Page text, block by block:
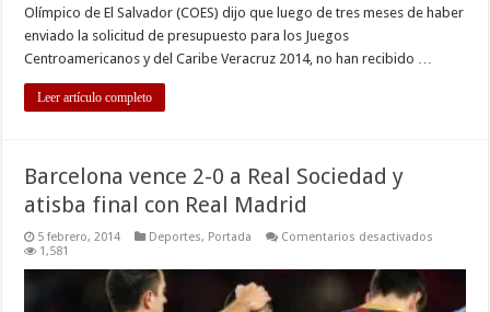
Olímpico de El Salvador (COES) dijo que luego de tres meses de haber
enviado la solicitud de presupuesto para los Juegos
Centroamericanos y del Caribe Veracruz 2014, no han recibido …
Leer artículo completo
Barcelona vence 2-0 a Real Sociedad y
atisba final con Real Madrid
5 febrero, 2014 Deportes, Portada Comentarios desactivados
1,581